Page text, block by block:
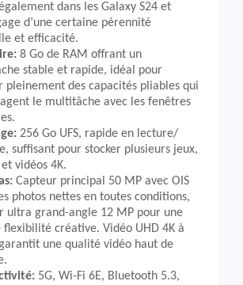
dans les Galaxy S24 et
d’une certaine pérennité
et efficacité.
8 Go de RAM offrant un
stable et rapide, idéal pour
pleinement des capacités pliables qui
le multitâche avec les fenêtres
256 Go UFS, rapide en lecture/
suffisant pour stocker plusieurs jeux,
vidéos 4K.
Capteur principal 50 MP avec OIS
photos nettes en toutes conditions,
ultra grand-angle 12 MP pour une
flexibilité créative. Vidéo UHD 4K à
une qualité vidéo haut de
5G, Wi-Fi 6E, Bluetooth 5.3,